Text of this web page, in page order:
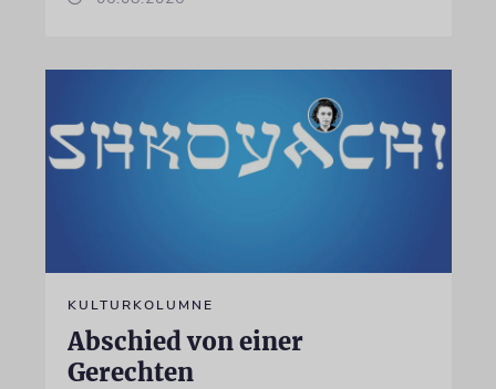
KULTURKOLUMNE
Abschied von einer
Gerechten